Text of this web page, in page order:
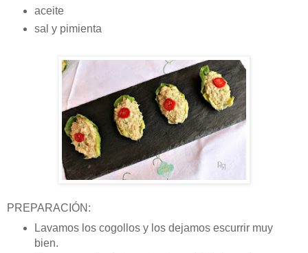
aceite
sal y pimienta
PREPARACIÓN:
Lavamos los cogollos y los dejamos escurrir muy
bien.